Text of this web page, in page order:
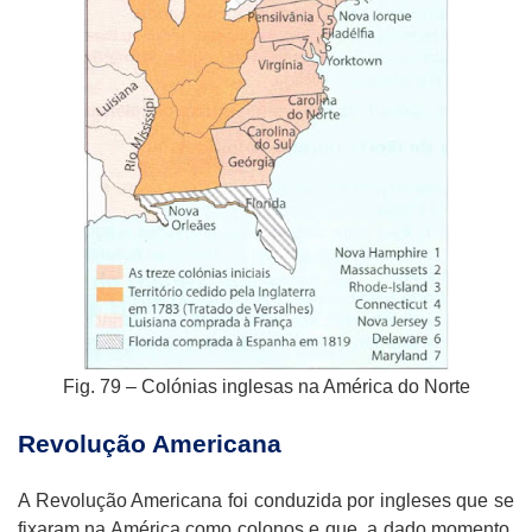
Fig. 79 – Colónias inglesas na América do Norte
Revolução Americana
A Revolução Americana foi conduzida por ingleses que se